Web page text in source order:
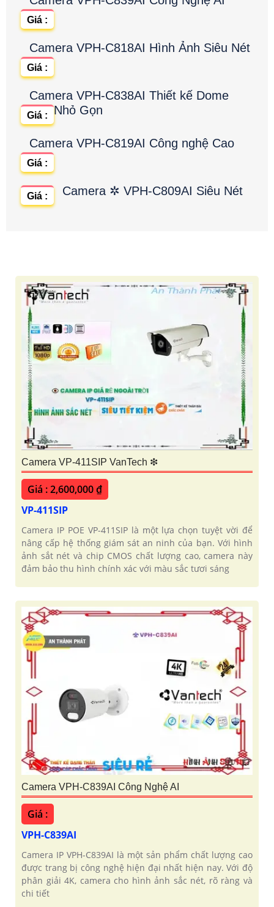
Giá :
Camera VPH-C818AI Hình Ảnh Siêu Nét
Giá :
Camera VPH-C838AI Thiết kế Dome
Nhỏ Gọn
Giá :
Camera VPH-C819AI Công nghệ Cao
Giá :
Camera ✲ VPH-C809AI Siêu Nét
Giá :
Camera VP-411SIP VanTech ❇
Giá : 2,600,000 ₫
VP-411SIP
Camera IP POE VP-411SIP là một lựa chọn tuyệt vời để
nâng cấp hệ thống giám sát an ninh của bạn. Với hình
ảnh sắt nét và chip CMOS chất lượng cao, camera này
đảm bảo thu hình chính xác với màu sắc tươi sáng
Camera VPH-C839AI Công Nghệ AI
Giá :
VPH-C839AI
Camera IP VPH-C839AI là một sản phẩm chất lượng cao
được trang bị công nghệ hiện đại nhất hiện nay. Với độ
phân giải 4K, camera cho hình ảnh sắc nét, rõ ràng và
chi tiết